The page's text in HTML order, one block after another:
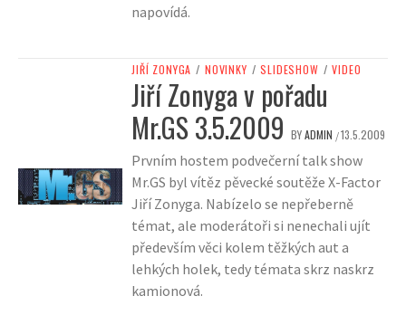
napovídá.
JIŘÍ ZONYGA / NOVINKY / SLIDESHOW / VIDEO
Jiří Zonyga v pořadu
Mr.GS 3.5.2009 BYADMIN /13.5.2009
Prvním hostem podvečerní talk show
Mr.GS byl vítěz pěvecké soutěže X-Factor
Jiří Zonyga. Nabízelo se nepřeberně
témat, ale moderátoři si nenechali ujít
především věci kolem těžkých aut a
lehkých holek, tedy témata skrz naskrz
kamionová.